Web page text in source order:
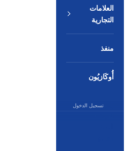
العلامات
التجارية
منفذ
أُوكَازيُون
تسجيل الدخول